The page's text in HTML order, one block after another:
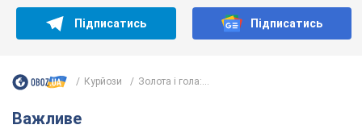
Підписатись Підписатись
Курйози Золота і гола:...
Важливе